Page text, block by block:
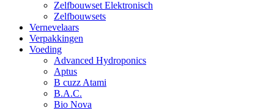
Zelfbouwset Elektronisch
Zelfbouwsets
Vernevelaars
Verpakkingen
Voeding
Advanced Hydroponics
Aptus
B cuzz Atami
B.A.C.
Bio Nova